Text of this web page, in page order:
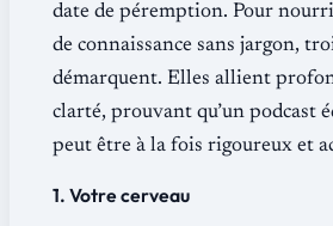
date de péremption. Pour
de connaissance sans jargon,
démarquent. Elles allient
clarté, prouvant qu’un podcast
peut être à la fois rigoureux et
1. Votre cerveau